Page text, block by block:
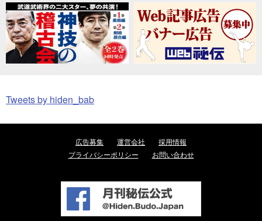
Tweets by hiden_bab
広告募集 運営会社
採用情報
プライバシーポリシー
お問い合わせ